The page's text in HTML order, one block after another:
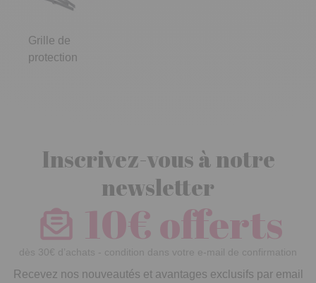
Grille de
protection
Inscrivez-vous à notre
newsletter
10€ offerts
dès 30€ d’achats - condition dans votre e-mail de confirmation
Recevez nos nouveautés et avantages exclusifs par email